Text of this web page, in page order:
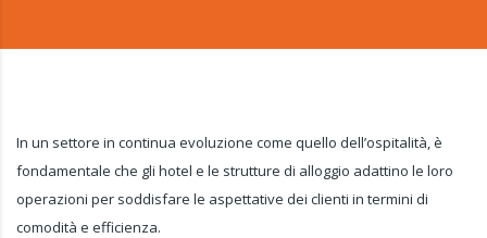
In un settore in continua evoluzione come quello dell’ospitalità, è
fondamentale che gli hotel e le strutture di alloggio adattino le loro
operazioni per soddisfare le aspettative dei clienti in termini di
comodità e efficienza.